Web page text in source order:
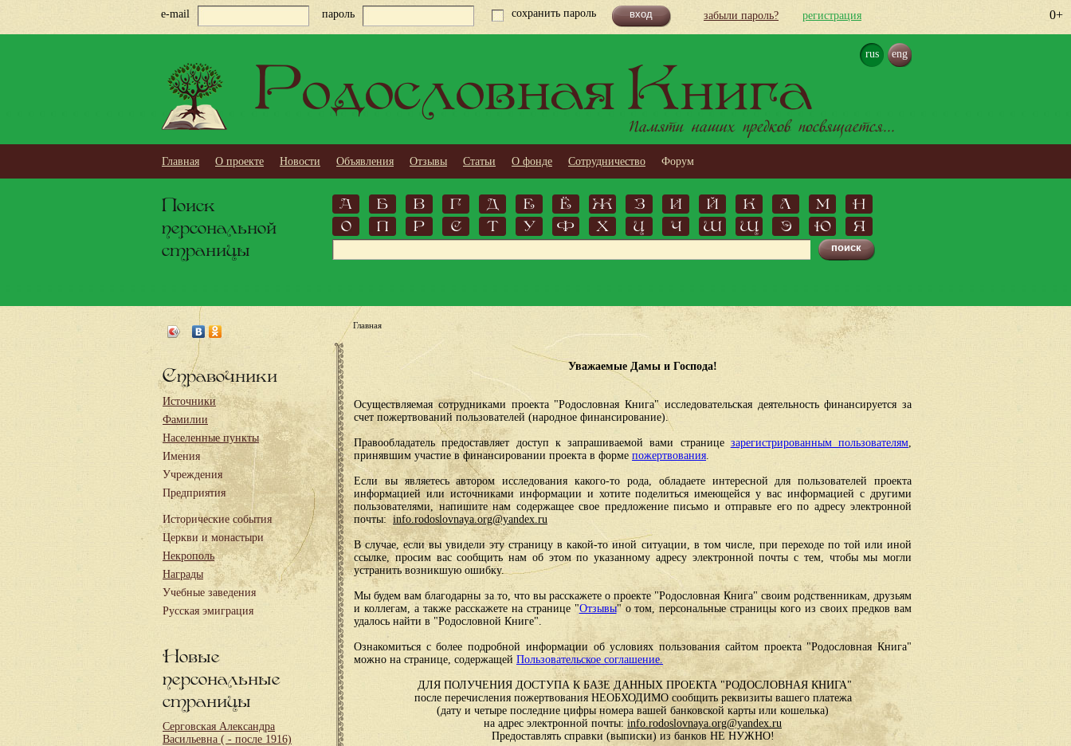
0+
e-mail пароль сохранить пароль забыли пароль? регистрация
rus eng
Родословная Книга
Памяти наших предков посвящается...
Главная О проекте Новости Объявления Отзывы Статьи О фонде Сотрудничество Форум
Поиск
персональной
страницы
А Б В Г Д Е Ё Ж З И Й К Л М
Н
О
П Р С Т У Ф Х Ц Ч Ш Щ Э Ю Я
Справочники
Источники
Фамилии
Населенные пункты
Имения
Учреждения
Предприятия
Исторические события
Церкви и монастыри
Некрополь
Награды
Учебные заведения
Русская эмиграция
Новые
персональные
страницы
Серговская Александра
Васильевна ( - после 1916)
Главная
Уважаемые Дамы и Господа!
Осуществляемая сотрудниками проекта "Родословная Книга" исследовательская деятельность финансируется за
счет пожертвований пользователей (народное финансирование).
Правообладатель предоставляет доступ к запрашиваемой вами странице зарегистрированным пользователям,
принявшим участие в финансировании проекта в форме пожертвования.
Если вы являетесь автором исследования какого-то рода, обладаете интересной для пользователей проекта
информацией или источниками информации и хотите поделиться имеющейся у вас информацией с другими
пользователями, напишите нам содержащее свое предложение письмо и отправьте его по адресу электронной
почты: info.rodoslovnaya.org@yandex.ru
В случае, если вы увидели эту страницу в какой-то иной ситуации, в том числе, при переходе по той или иной
ссылке, просим вас сообщить нам об этом по указанному адресу электронной почты с тем, чтобы мы могли
устранить возникшую ошибку.
Мы будем вам благодарны за то, что вы расскажете о проекте "Родословная Книга" своим родственникам, друзьям
и коллегам, а также расскажете на странице "Отзывы" о том, персональные страницы кого из своих предков вам
удалось найти в "Родословной Книге".
Ознакомиться с более подробной информации об условиях пользования сайтом проекта "Родословная Книга"
можно на странице, содержащей Пользовательское соглашение.
ДЛЯ ПОЛУЧЕНИЯ ДОСТУПА К БАЗЕ ДАННЫХ ПРОЕКТА "РОДОСЛОВНАЯ КНИГА"
после перечисления пожертвования НЕОБХОДИМО сообщить реквизиты вашего платежа
(дату и четыре последние цифры номера вашей банковской карты или кошелька)
на адрес электронной почты: info.rodoslovnaya.org@yandex.ru
Предоставлять справки (выписки) из банков НЕ НУЖНО!